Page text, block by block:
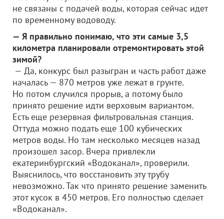
не связаны с подачей воды, которая сейчас идет
по временному водоводу.
— Я правильно понимаю, что эти самые 3,5
километра планировали отремонтировать этой
зимой?
— Да, конкурс был разыгран и часть работ даже
началась — 870 метров уже лежат в грунте.
Но потом случился прорыв, а потому было
принято решение идти верховым вариантом.
Есть еще резервная фильтровальная станция.
Оттуда можно подать еще 100 кубических
метров воды. Но там несколько месяцев назад
произошел засор. Вчера привлекли
екатеринбургский «Водоканал», проверили.
Выяснилось, что восстановить эту трубу
невозможно. Так что принято решение заменить
этот кусок в 450 метров. Его полностью сделает
«Водоканал».